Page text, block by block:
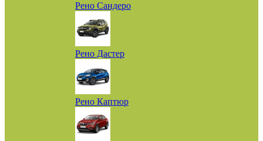
Рено Сандеро
Рено Дастер
Рено Каптюр